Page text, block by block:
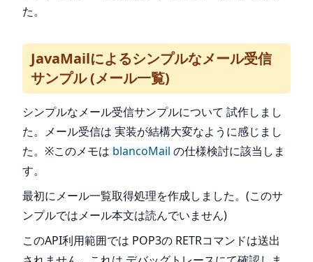
た。
JavaMailによるシンプルなメール受信
サンプル (メール一覧)
シンプルなメール受信サンプルについて 試作しまし
た。メール受信は 実装が結構大変なように感じまし
た。※このメモは blancoMail の仕様検討に該当しま
す。
最初にメール一覧取得処理を作成しました。(このサ
ンプルではメール本文は読んでいません)
このAPI利用範囲では POP3の RETRコマンドは送出